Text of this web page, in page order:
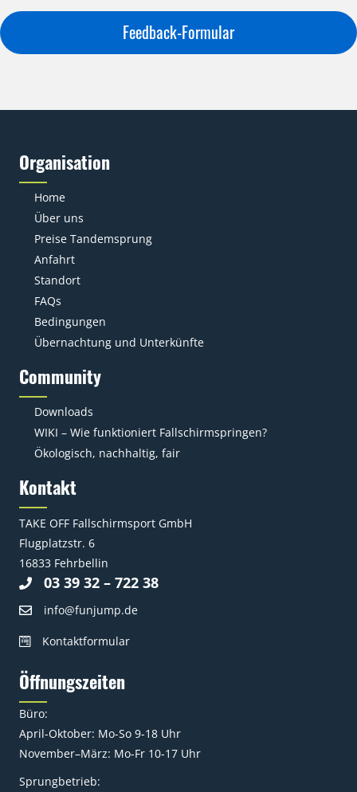
Feedback-Formular
Organisation
Home
Über uns
Preise Tandemsprung
Anfahrt
Standort
FAQs
Bedingungen
Übernachtung und Unterkünfte
Community
Downloads
WIKI – Wie funktioniert Fallschirmspringen?
Ökologisch, nachhaltig, fair
Kontakt
TAKE OFF Fallschirmsport GmbH
Flugplatzstr. 6
16833 Fehrbellin
03 39 32 – 722 38
info@funjump.de
Kontaktformular
Öffnungszeiten
Büro:
April-Oktober: Mo-So 9-18 Uhr
November–März: Mo-Fr 10-17 Uhr
Sprungbetrieb: